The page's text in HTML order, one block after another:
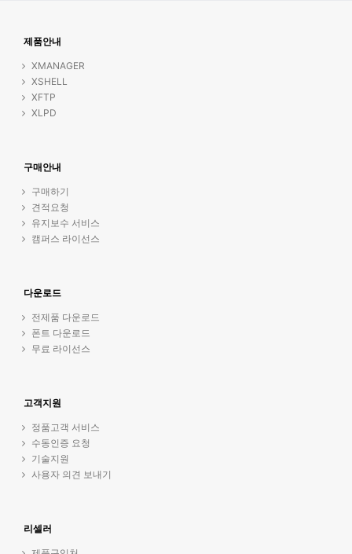
제품안내
XMANAGER
XSHELL
XFTP
XLPD
구매안내
구매하기
견적요청
유지보수 서비스
캠퍼스 라이선스
다운로드
전제품 다운로드
폰트 다운로드
무료 라이선스
고객지원
정품고객 서비스
수동인증 요청
기술지원
사용자 의견 보내기
리셀러